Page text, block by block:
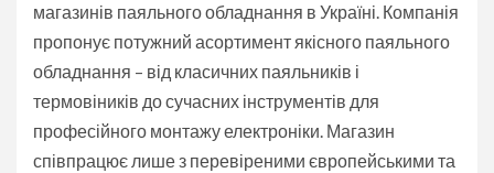
магазинів паяльного обладнання в Україні. Компанія
пропонує потужний асортимент якісного паяльного
обладнання – від класичних паяльників і
термовіників до сучасних інструментів для
професійного монтажу електроніки. Магазин
співпрацює лише з перевіреними європейськими та